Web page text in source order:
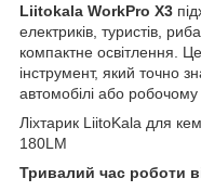
Liitokala WorkPro X3
електриків, туристів,
компактне освітлення.
інструмент, який точно
автомобілі або робочому
Ліхтарик LiitoKala для
180LM
Тривалий час роботи